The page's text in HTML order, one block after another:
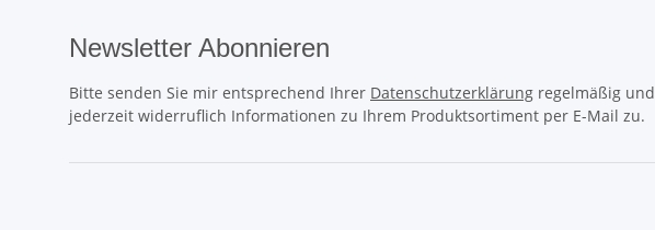
Newsletter Abonnieren
Bitte senden Sie mir entsprechend Ihrer Datenschutzerklärung regelmäßig und
jederzeit widerruflich Informationen zu Ihrem Produktsortiment per E-Mail zu.